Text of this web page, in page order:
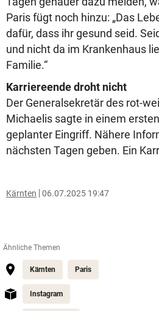
Paris fügt noch hinzu: „Das
dafür, dass ihr gesund seid.
und nicht da im Krankenhaus
Familie.“
Karriereende droht nicht
Der Generalsekretär des rot-
Michaelis sagte in einem
geplanter Eingriff. Nähere
nächsten Tagen geben. Ein
Kärnten 06.07.2025 19:47
Ähnliche Themen
Kärnten Paris
Instagram